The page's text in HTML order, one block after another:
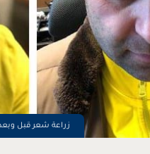
زراعة شعر قبل وبعد